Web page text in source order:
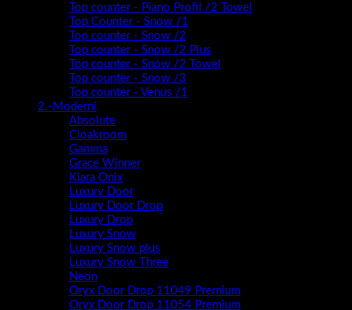
Top counter - Piano Profil /2 Towel
Top Counter - Snow /1
Top counter - Snow /2
Top counter - Snow /2 Plus
Top counter - Snow /2 Towel
Top counter - Snow /3
Top counter - Venus /1
2.-Moderni
Absolute
Cloakroom
Gamma
Grace Winner
Kiara Onix
Luxury Door
Luxury Door Drop
Luxury Drop
Luxury Snow
Luxury Snow plus
Luxury Snow Three
Neon
Oryx Door Drop 11049 Premium
Oryx Door Drop 11054 Premium